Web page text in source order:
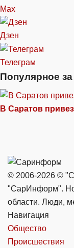
Max
Дзен
Телеграм
Популярное
В Саратов
© 2006-2026 ©
"СарИнформ".
области. Люди,
Навигация
Общество
Происшествия